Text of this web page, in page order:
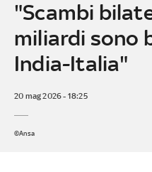
"Scambi
miliardi sono
India-Italia"
20 mag 2026 - 18:25
©Ansa